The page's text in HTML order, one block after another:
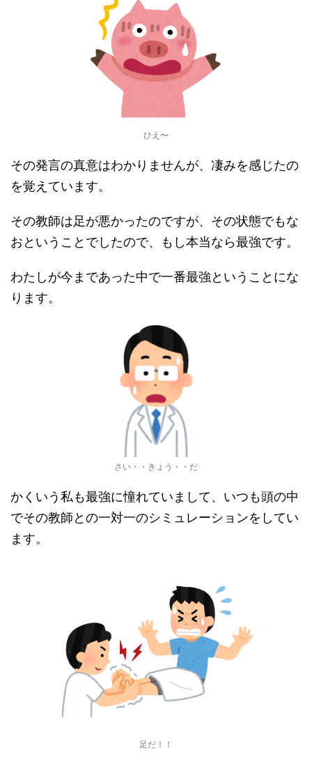
ひえ〜
その発言の真意はわかりませんが、凄みを感じたの
を覚えています。
その教師は足が悪かったのですが、その状態でもな
おということでしたので、もし本当なら最強です。
わたしが今まであった中で一番最強ということにな
ります。
さい・・きょう・・だ
かくいう私も最強に憧れていまして、いつも頭の中
でその教師との一対一のシミュレーションをしてい
ます。
足だ！！